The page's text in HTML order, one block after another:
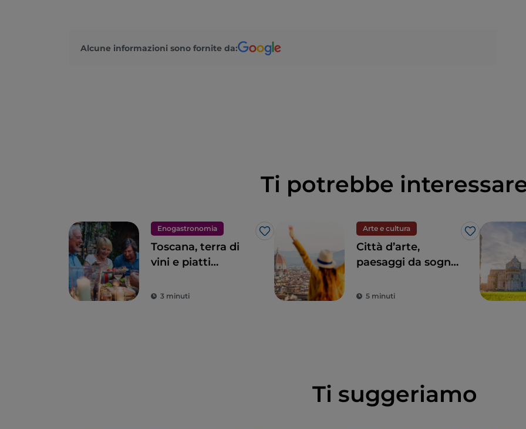
Alcune informazioni sono fornite da:
Ti potrebbe
Enogastronomia
Like
Toscana, terra di
vini e piatti
3 minuti
Arte e cultura
Like
Città d’arte,
paesaggi da sogno
Toscana è il sogno
5 minuti
Ti suggeriamo